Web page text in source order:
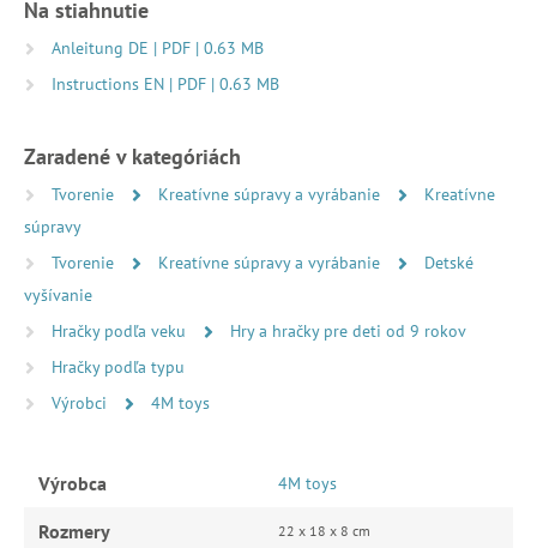
Na stiahnutie
Anleitung DE | PDF | 0.63 MB
Instructions EN | PDF | 0.63 MB
Zaradené v kategóriách
Tvorenie Kreatívne súpravy a vyrábanie
Kreatívne
súpravy
Tvorenie
Kreatívne súpravy a vyrábanie
Detské
vyšívanie
Hračky podľa veku
Hry a hračky pre deti od 9 rokov
Hračky podľa typu
Výrobci
4M toys
Výrobca 4M toys
Rozmery 22 x 18 x 8 cm